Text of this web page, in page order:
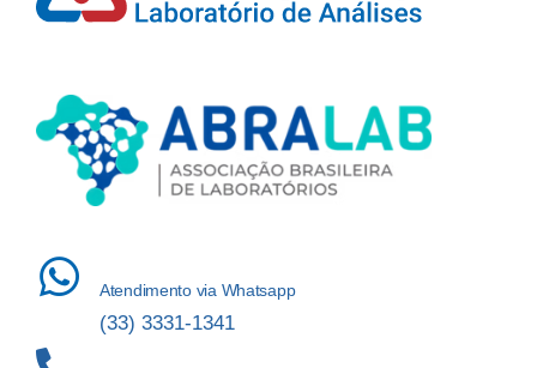
Atendimento via Whatsapp
(33) 3331-1341